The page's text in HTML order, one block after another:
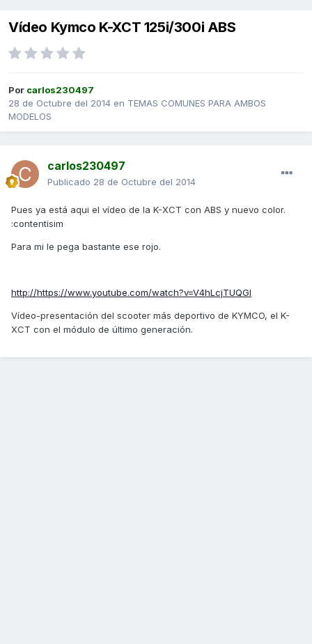
Vídeo Kymco K-XCT 125i/300i ABS
Por carlos230497
28 de Octubre del 2014 en TEMAS COMUNES PARA AMBOS
MODELOS
carlos230497
Publicado 28 de Octubre del 2014
Pues ya está aqui el vídeo de la K-XCT con ABS y nuevo color.
:contentisim
Para mi le pega bastante ese rojo.
http://https://www.youtube.com/watch?v=V4hLcjTUQGI
Vídeo-presentación del scooter más deportivo de KYMCO, el K-
XCT con el módulo de último generación.